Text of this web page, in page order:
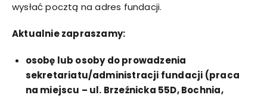
wysłać pocztą na adres fundacji.
Aktualnie zapraszamy:
osobę lub osoby do prowadzenia
sekretariatu/administracji fundacji (praca
na miejscu – ul. Brzeźnicka 55D, Bochnia,